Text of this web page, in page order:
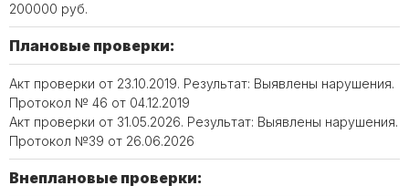
200000 руб.
Плановые проверки:
Акт проверки от 23.10.2019. Результат: Выявлены нарушения.
Протокол № 46 от 04.12.2019
Акт проверки от 31.05.2026. Результат: Выявлены нарушения.
Протокол №39 от 26.06.2026
Внеплановые проверки: